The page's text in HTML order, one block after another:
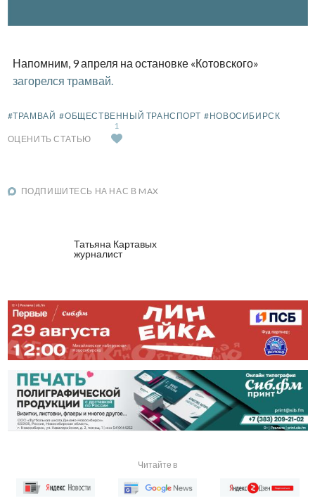
Напомним, 9 апреля на остановке «Котовского»
загорелся трамвай.
#ТРАМВАЙ #ОБЩЕСТВЕННЫЙ ТРАНСПОРТ #НОВОСИБИРСК
ОЦЕНИТЬ СТАТЬЮ
1
ПОДПИШИТЕСЬ НА НАС В MAX
Татьяна Картавых
журналист
Читайте в